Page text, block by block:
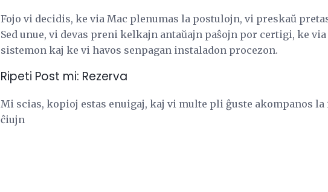
Fojo vi decidis, ke via Mac plenumas la postulojn, vi preskaŭ
Sed unue, vi devas preni kelkajn antaŭajn paŝojn por certigi, ke
sistemon kaj ke vi havos senpagan instaladon procezon.
Ripeti Post mi: Rezerva
Mi scias, kopioj estas enuigaj, kaj vi multe pli ĝuste akompanos
ĉiujn